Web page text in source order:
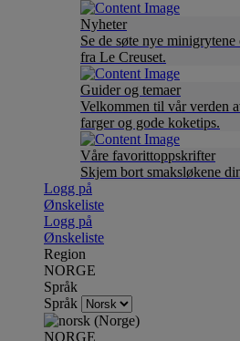
Nyheter
Se de søte nye
fra Le Creuset.
Guider og temaer
Velkommen til vår verden
farger og gode koketips.
Våre favorittoppskrifter
Skjem bort smaksløkene
Logg på
Ønskeliste
Logg på
Ønskeliste
Region
NORGE
Språk
Språk
NORGE